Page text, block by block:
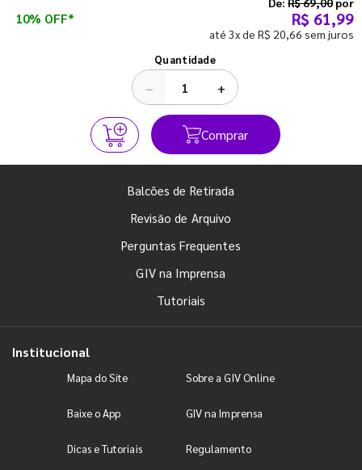
10% OFF* R$ 61,99
até 3x de R$ 20,66 sem juros
Quantidade
− +
Comprar
Balcões de Retirada
Revisão de Arquivo
Perguntas Frequentes
GIV na Imprensa
Tutoriais
Institucional
Mapa do Site Sobre a GIV Online
Baixe o App GIV na Imprensa
Dicas e Tutoriais Regulamento